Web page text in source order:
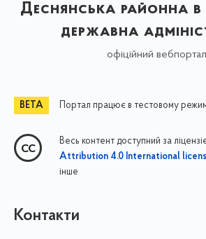
Деснянська районна в
державна
офіційний вебпортал
Портал працює в тестовому
Весь контент доступний за
Attribution 4.0 International
інше
Контакти